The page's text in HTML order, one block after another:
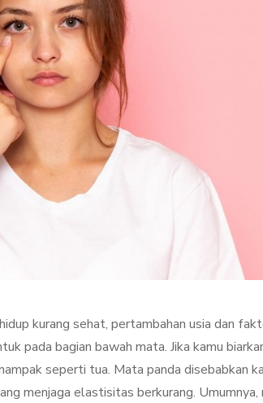
kurang sehat, pertambahan usia dan
pada bagian bawah mata. Jika kamu
seperti tua. Mata panda disebabkan
menjaga elastisitas berkurang. Umumnya,